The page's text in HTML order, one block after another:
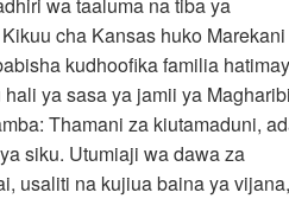
cha Kansas huko Marekani
kudhoofika familia
ya sasa ya jamii ya
Thamani za kiutamaduni,
siku. Utumiaji wa dawa za
usaliti na kujiua baina ya vijana,